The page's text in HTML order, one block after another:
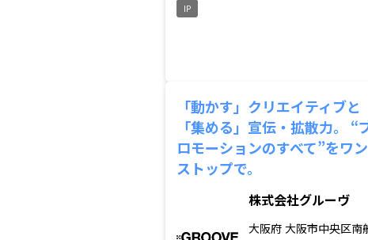
IP
「動かす」クリエイティブと
「集める」宣伝・拡散力。 “
ロモーションのすべて”をワン
ストップで。
株式会社グルーヴ
大阪府 大阪市中央区南